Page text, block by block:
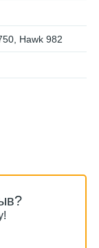
Hawk 982